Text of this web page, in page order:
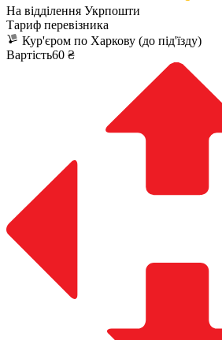
На відділення Укрпошти
Тариф перевізника
Кур'єром по Харкову (до під'їзду)
Вартість60 ₴